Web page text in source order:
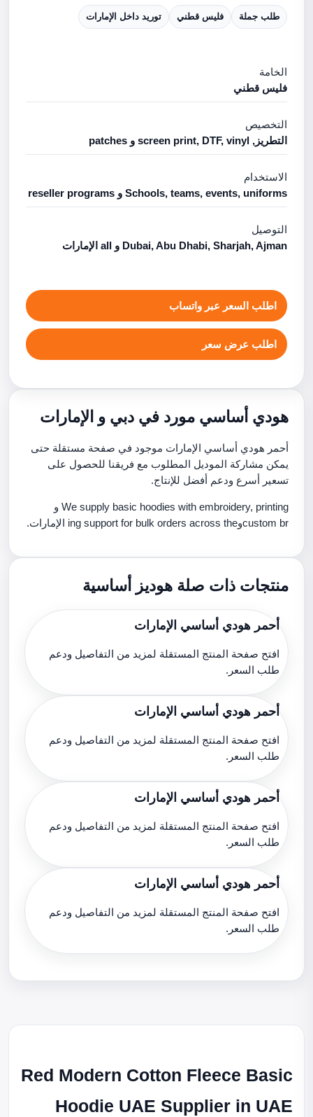
طلب جملة فليس قطني توريد داخل الإمارات
الخامة
فليس قطني
التخصيص
التطريز, screen print, DTF, vinyl و patches
الاستخدام
Schools, teams, events, uniforms و reseller programs
التوصيل
Dubai, Abu Dhabi, Sharjah, Ajman و all الإمارات
اطلب السعر عبر واتساب
اطلب عرض سعر
هودي أساسي مورد في دبي و الإمارات
أحمر هودي أساسي الإمارات موجود في صفحة مستقلة حتى
يمكن مشاركة الموديل المطلوب مع فريقنا للحصول على
تسعير أسرع ودعم أفضل للإنتاج.
We supply basic hoodies with embroidery, printing و
custom brوing support for bulk orders across the الإمارات.
منتجات ذات صلة هوديز أساسية
أحمر هودي أساسي الإمارات
افتح صفحة المنتج المستقلة لمزيد من التفاصيل ودعم
طلب السعر.
أحمر هودي أساسي الإمارات
افتح صفحة المنتج المستقلة لمزيد من التفاصيل ودعم
طلب السعر.
أحمر هودي أساسي الإمارات
افتح صفحة المنتج المستقلة لمزيد من التفاصيل ودعم
طلب السعر.
أحمر هودي أساسي الإمارات
افتح صفحة المنتج المستقلة لمزيد من التفاصيل ودعم
طلب السعر.
Red Modern Cotton Fleece Basic
Hoodie UAE Supplier in UAE